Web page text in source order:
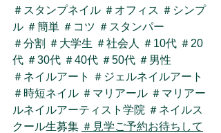
＃スタンプネイル ＃オフィス ＃シンプ
ル ＃簡単 ＃コツ ＃スタンパー
＃分割 ＃大学生 ＃社会人 ＃10代 ＃20
代 ＃30代 ＃40代 ＃50代 ＃男性
＃ネイルアート
＃ジェルネイルアート
＃時短ネイル ＃マリアール ＃マリアー
ルネイルアーティスト学院 ＃ネイルス
クール生募集 ＃見学ご予約お待ちして